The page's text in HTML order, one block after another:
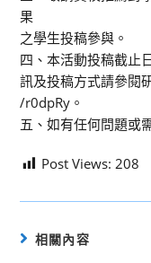
果
之學生投稿參與。
四、本活動投稿截止
訊及投稿方式請參閱
/r0dpRy。
五、如有任何問題或
Post Views: 208
相關內容